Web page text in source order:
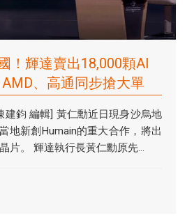
！輝達賣出18,000顆AI
、高通同步搶大單
建鈞 編輯] 黃仁勳近日現身沙烏地
地新創Humain的重大合作，將出
片。 輝達執行長黃仁勳原先...